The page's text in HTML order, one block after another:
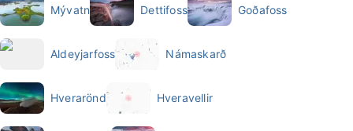
Mývatn Dettifoss Goðafoss
Aldeyjarfoss Námaskarð
Hverarönd Hveravellir